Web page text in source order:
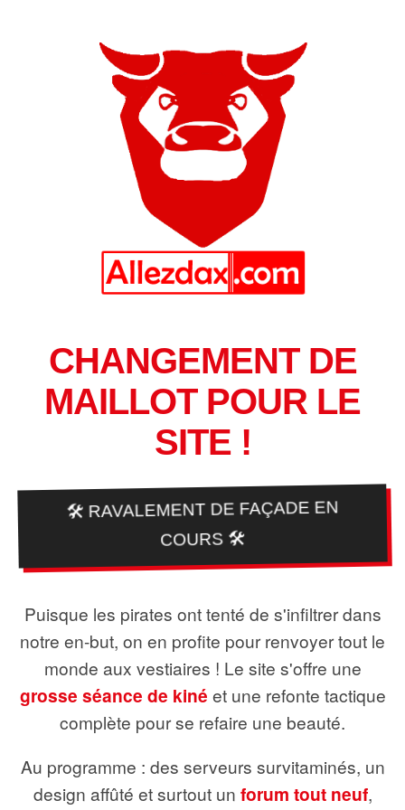
CHANGEMENT DE
MAILLOT POUR LE
SITE !
🛠️ RAVALEMENT DE FAÇADE EN
COURS 🛠️
Puisque les pirates ont tenté de s'infiltrer dans
notre en-but, on en profite pour renvoyer tout le
monde aux vestiaires ! Le site s'offre une
grosse séance de kiné et une refonte tactique
complète pour se refaire une beauté.
Au programme : des serveurs survitaminés, un
design affûté et surtout un forum tout neuf,